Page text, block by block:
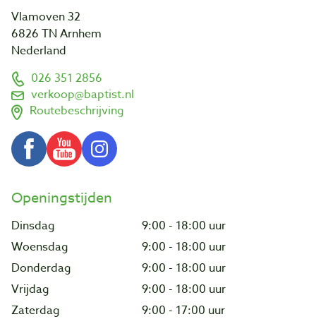
Vlamoven 32
6826 TN Arnhem
Nederland
026 351 2856
verkoop@baptist.nl
Routebeschrijving
Openingstijden
Dinsdag
9:00 - 18:00 uur
Woensdag
9:00 - 18:00 uur
Donderdag
9:00 - 18:00 uur
Vrijdag
9:00 - 18:00 uur
Zaterdag
9:00 - 17:00 uur